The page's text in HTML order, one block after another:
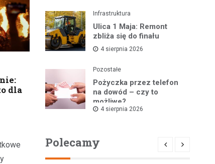
dla
Infrastruktura
Ulica 1 Maja: Remont
zbliża się do finału
4 sierpnia 2026
Pozostałe
Pożyczka przez telefon
na dowód – czy to
możliwe?
4 sierpnia 2026
Polecamy